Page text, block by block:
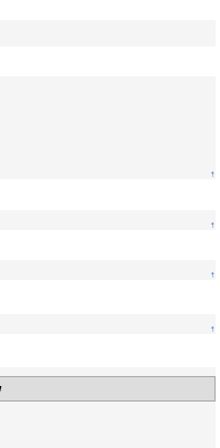
↑
↑
↑
↑